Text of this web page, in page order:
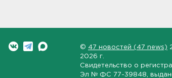
© 47 новостей (47 news)
2026 г.
Свидетельство о
Эл № ФС 77-39848 ,